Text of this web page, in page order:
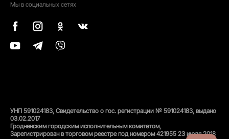
Мы в социальных сетях
УНП 591024183, Свидетельство о гос. регистрации № 591024183, выдано
03.02.2017
Гродненским городским исполнительным комитетом,
Зарегистрирован в торговом реестре под номером 421955 23 июля 2018